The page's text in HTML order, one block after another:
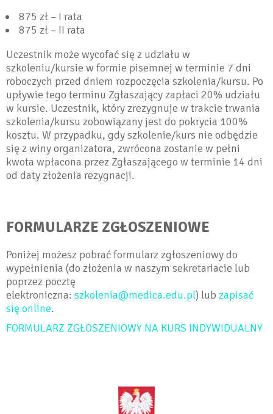
875 zł – I rata
875 zł – II rata
Uczestnik może wycofać się z udziału w
szkoleniu/kursie w formie pisemnej w terminie 7 dni
roboczych przed dniem rozpoczęcia szkolenia/kursu. Po
upływie tego terminu Zgłaszający zapłaci 20% udziału
w kursie. Uczestnik, który zrezygnuje w trakcie trwania
szkolenia/kursu zobowiązany jest do pokrycia 100%
kosztu. W przypadku, gdy szkolenie/kurs nie odbędzie
się z winy organizatora, zwrócona zostanie w pełni
kwota wpłacona przez Zgłaszającego w terminie 14 dni
od daty złożenia rezygnacji.
FORMULARZE ZGŁOSZENIOWE
Poniżej możesz pobrać formularz zgłoszeniowy do
wypełnienia (do złożenia w naszym sekretariacie lub
poprzez pocztę
elektroniczna: szkolenia@medica.edu.pl) lub zapisać
się online.
FORMULARZ ZGŁOSZENIOWY NA KURS INDYWIDUALNY